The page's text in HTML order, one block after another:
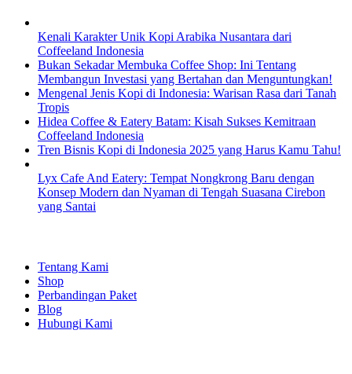
Kenali Karakter Unik Kopi Arabika Nusantara dari
Coffeeland Indonesia
Bukan Sekadar Membuka Coffee Shop: Ini Tentang
Membangun Investasi yang Bertahan dan Menguntungkan!
Mengenal Jenis Kopi di Indonesia: Warisan Rasa dari Tanah
Tropis
Hidea Coffee & Eatery Batam: Kisah Sukses Kemitraan
Coffeeland Indonesia
Tren Bisnis Kopi di Indonesia 2025 yang Harus Kamu Tahu!
Lyx Cafe And Eatery: Tempat Nongkrong Baru dengan
Konsep Modern dan Nyaman di Tengah Suasana Cirebon
yang Santai
Tentang Kami
Shop
Perbandingan Paket
Blog
Hubungi Kami